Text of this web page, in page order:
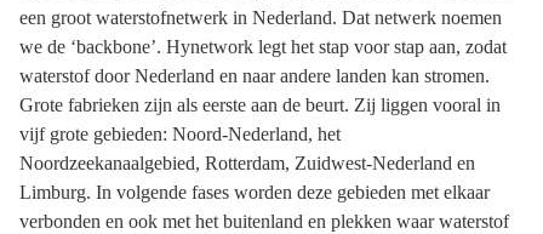
een groot waterstofnetwerk in Nederland. Dat netwerk noemen
we de ‘backbone’. Hynetwork legt het stap voor stap aan, zodat
waterstof door Nederland en naar andere landen kan stromen.
Grote fabrieken zijn als eerste aan de beurt. Zij liggen vooral in
vijf grote gebieden: Noord-Nederland, het
Noordzeekanaalgebied, Rotterdam, Zuidwest-Nederland en
Limburg. In volgende fases worden deze gebieden met elkaar
verbonden en ook met het buitenland en plekken waar waterstof